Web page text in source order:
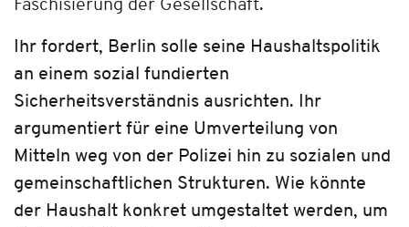
Faschisierung der Gesellschaft.
Ihr fordert, Berlin solle seine Haushaltspolitik
an einem sozial fundierten
Sicherheitsverständnis ausrichten. Ihr
argumentiert für eine Umverteilung von
Mitteln weg von der Polizei hin zu sozialen und
gemeinschaftlichen Strukturen. Wie könnte
der Haushalt konkret umgestaltet werden, um